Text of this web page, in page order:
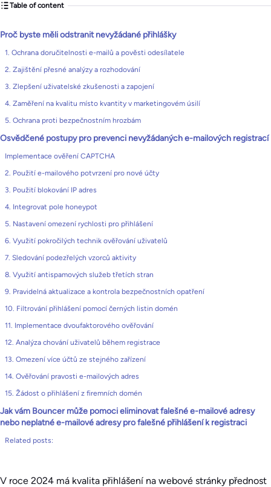
Table of content
Proč byste měli odstranit nevyžádané přihlášky
1. Ochrana doručitelnosti e-mailů a pověsti odesílatele
2. Zajištění přesné analýzy a rozhodování
3. Zlepšení uživatelské zkušenosti a zapojení
4. Zaměření na kvalitu místo kvantity v marketingovém úsilí
5. Ochrana proti bezpečnostním hrozbám
Osvědčené postupy pro prevenci nevyžádaných e-mailových registrací
Implementace ověření CAPTCHA
2. Použití e-mailového potvrzení pro nové účty
3. Použití blokování IP adres
4. Integrovat pole honeypot
5. Nastavení omezení rychlosti pro přihlášení
6. Využití pokročilých technik ověřování uživatelů
7. Sledování podezřelých vzorců aktivity
8. Využití antispamových služeb třetích stran
9. Pravidelná aktualizace a kontrola bezpečnostních opatření
10. Filtrování přihlášení pomocí černých listin domén
11. Implementace dvoufaktorového ověřování
12. Analýza chování uživatelů během registrace
13. Omezení více účtů ze stejného zařízení
14. Ověřování pravosti e-mailových adres
15. Žádost o přihlášení z firemních domén
Jak vám Bouncer může pomoci eliminovat falešné e-mailové adresy
nebo neplatné e-mailové adresy pro falešné přihlášení k registraci
Related posts:
V roce 2024 má kvalita přihlášení na webové stránky přednost